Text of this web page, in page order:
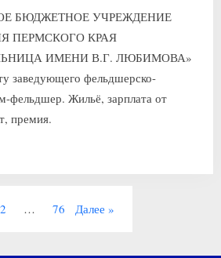
БЮДЖЕТНОЕ УЧРЕЖДЕНИЕ
ПЕРМСКОГО КРАЯ
ИМЕНИ В.Г. ЛЮБИМОВА»
заведующего фельдшерско-
фельдшер. Жильё, зарплата от
премия.
2 … 76 Далее